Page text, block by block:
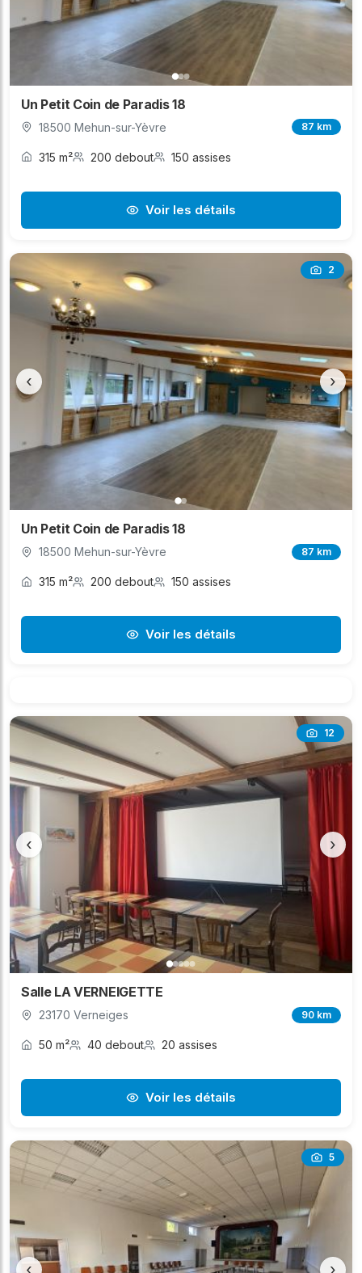
Un Petit Coin de Paradis 18
18500 Mehun-sur-Yèvre 87 km
315 m² 200 debout 150 assises
Voir les détails
2
‹ ›
Un Petit Coin de Paradis 18
18500 Mehun-sur-Yèvre 87 km
315 m² 200 debout 150 assises
Voir les détails
12
‹ ›
Salle LA VERNEIGETTE
23170 Verneiges 90 km
50 m² 40 debout 20 assises
Voir les détails
5